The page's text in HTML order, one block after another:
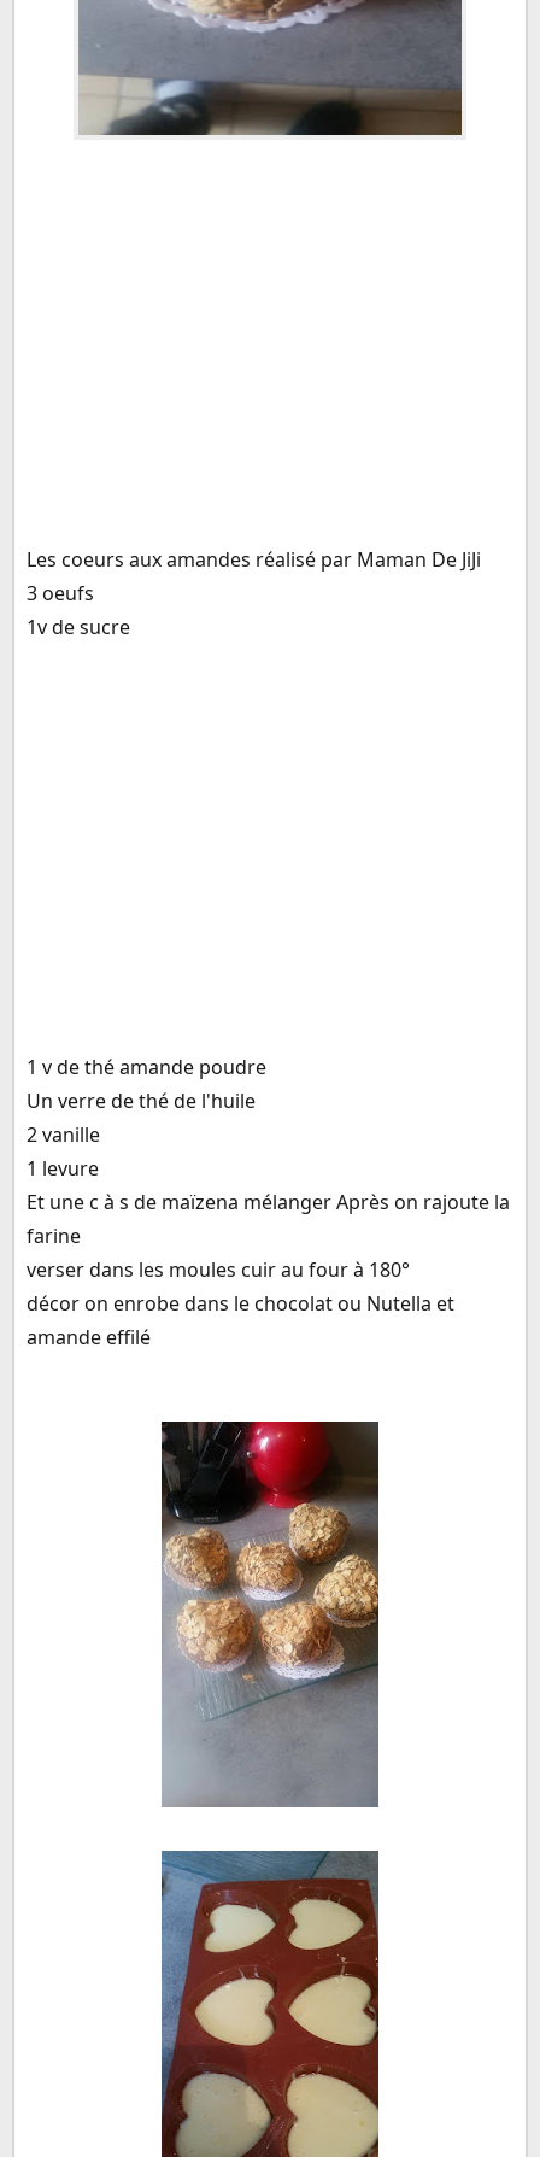
Les coeurs aux amandes réalisé par Maman De JiJi
3 oeufs
1v de sucre
1 v de thé amande poudre
Un verre de thé de l'huile
2 vanille
1 levure
Et une c à s de maïzena mélanger Après on rajoute la
farine
verser dans les moules cuir au four à 180°
décor on enrobe dans le chocolat ou Nutella et
amande effilé